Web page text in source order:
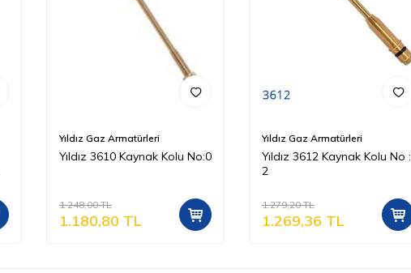
Yıldız Gaz Armatürleri
Yıldız 3610 Kaynak Kolu No:0
1.248,00TL
1.180,80 TL
Yıldız Gaz Armatürleri
Yıldız 3612 Kaynak Kolu No :
2
1.279,20TL
1.269,36 TL